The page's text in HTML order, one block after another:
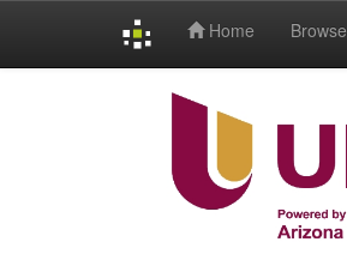
Home Browse